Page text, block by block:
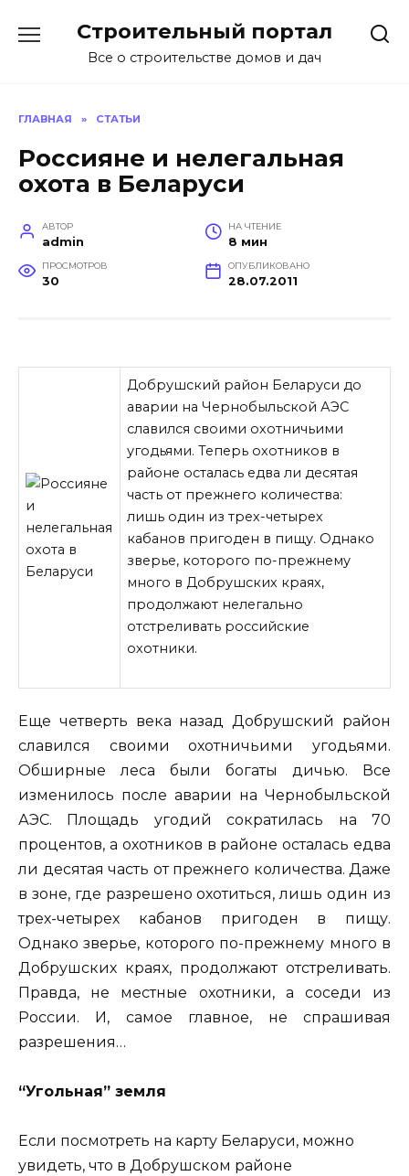
содержанию
Строительный портал
Все о строительстве домов и дач
ГЛАВНАЯ » СТАТЬИ
Россияне и нелегальная
охота в Беларуси
АВТОР
admin
НА ЧТЕНИЕ
8 мин
ПРОСМОТРОВ
30
ОПУБЛИКОВАНО
28.07.2011
Добрушский район Беларуси до
аварии на Чернобыльской АЭС
славился своими охотничьими
угодьями. Теперь охотников в
районе осталась едва ли десятая
часть от прежнего количества:
лишь один из трех-четырех
кабанов пригоден в пищу. Однако
зверье, которого по-прежнему
много в Добрушских краях,
продолжают нелегально
отстреливать российские
охотники.
Еще четверть века назад Добрушский район
славился своими охотничьими угодьями.
Обширные леса были богаты дичью. Все
изменилось после аварии на Чернобыльской
АЭС. Площадь угодий сократилась на 70
процентов, а охотников в районе осталась едва
ли десятая часть от прежнего количества. Даже
в зоне, где разрешено охотиться, лишь один из
трех-четырех кабанов пригоден в пищу.
Однако зверье, которого по-прежнему много в
Добрушских краях, продолжают отстреливать.
Правда, не местные охотники, а соседи из
России. И, самое главное, не спрашивая
разрешения…
“Угольная” земля
Если посмотреть на карту Беларуси, можно
увидеть, что в Добрушском районе